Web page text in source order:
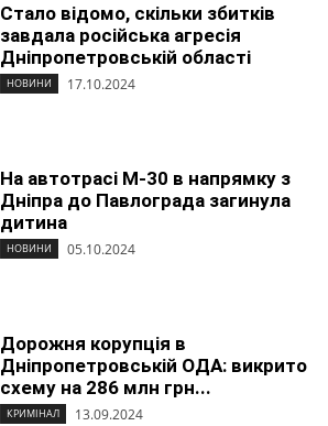
Стало відомо, скільки збитків
завдала російська агресія
Дніпропетровській області
НОВИНИ 17.10.2024
На автотрасі М-30 в напрямку з
Дніпра до Павлограда загинула
дитина
НОВИНИ 05.10.2024
Дорожня корупція в
Дніпропетровській ОДА: викрито
схему на 286 млн грн...
КРИМІНАЛ 13.09.2024